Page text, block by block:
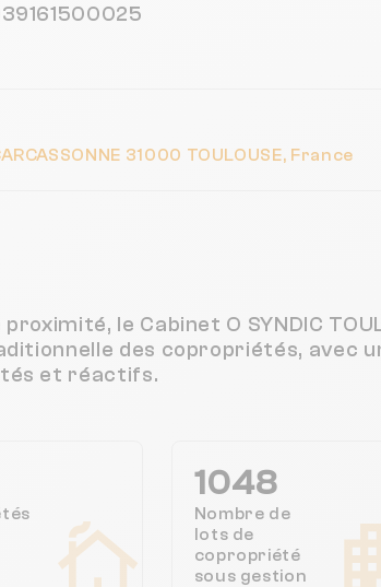
31000 TOULOUSE, France
le Cabinet O SYNDIC
des copropriétés, avec
et réactifs.
1048
Nombre de
lots de
copropriété
sous gestion